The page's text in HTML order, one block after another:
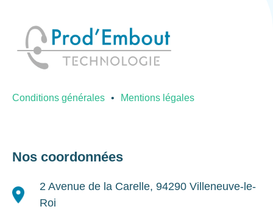
Conditions générales Mentions légales
Nos coordonnées
2 Avenue de la Carelle, 94290 Villeneuve-le-
Roi